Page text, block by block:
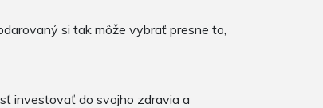
si tak môže vybrať presne to,
investovať do svojho zdravia a